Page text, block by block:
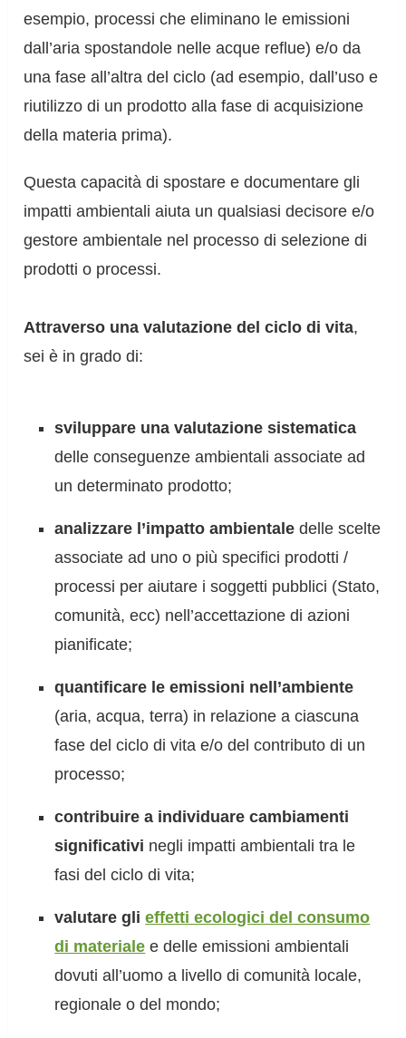
esempio, processi che eliminano le emissioni
dall’aria spostandole nelle acque reflue) e/o da
una fase all’altra del ciclo (ad esempio, dall’uso e
riutilizzo di un prodotto alla fase di acquisizione
della materia prima).
Questa capacità di spostare e documentare gli
impatti ambientali aiuta un qualsiasi decisore e/o
gestore ambientale nel processo di selezione di
prodotti o processi.
Attraverso una valutazione del ciclo di vita,
sei è in grado di:
sviluppare una valutazione sistematica
delle conseguenze ambientali associate ad
un determinato prodotto;
analizzare l’impatto ambientale delle scelte
associate ad uno o più specifici prodotti /
processi per aiutare i soggetti pubblici (Stato,
comunità, ecc) nell’accettazione di azioni
pianificate;
quantificare le emissioni nell’ambiente
(aria, acqua, terra) in relazione a ciascuna
fase del ciclo di vita e/o del contributo di un
processo;
contribuire a individuare cambiamenti
significativi negli impatti ambientali tra le
fasi del ciclo di vita;
valutare glieffetti ecologici del consumo
di materiale e delle emissioni ambientali
dovuti all’uomo a livello di comunità locale,
regionale o del mondo;